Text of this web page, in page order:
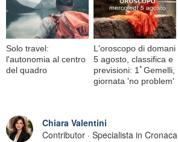
Solo travel:
l'autonomia al centro
del quadro
L'oroscopo di domani
5 agosto, classifica e
previsioni: 1ﾟGemelli,
giornata 'no problem'
Chiara Valentini
Contributor · Specialista in Cronaca